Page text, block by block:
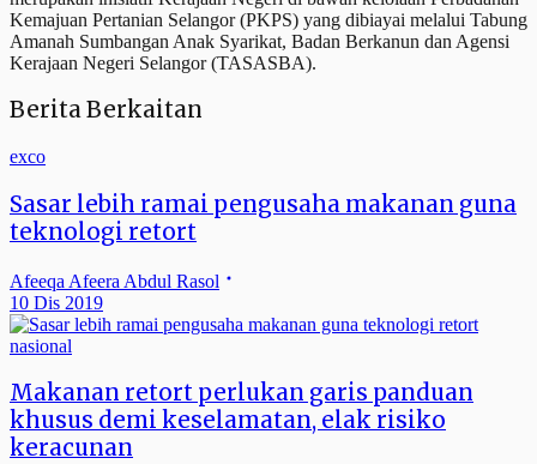
Kemajuan Pertanian Selangor (PKPS) yang dibiayai melalui Tabung
Amanah Sumbangan Anak Syarikat, Badan Berkanun dan Agensi
Kerajaan Negeri Selangor (TASASBA).
Berita Berkaitan
exco
Sasar lebih ramai pengusaha makanan guna
teknologi retort
Afeeqa Afeera Abdul Rasol
10 Dis 2019
nasional
Makanan retort perlukan garis panduan
khusus demi keselamatan, elak risiko
keracunan